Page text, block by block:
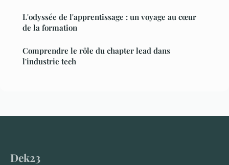
L'odyssée de l'apprentissage : un voyage au cœur
de la formation
Comprendre le rôle du chapter lead dans
l'industrie tech
Dek23